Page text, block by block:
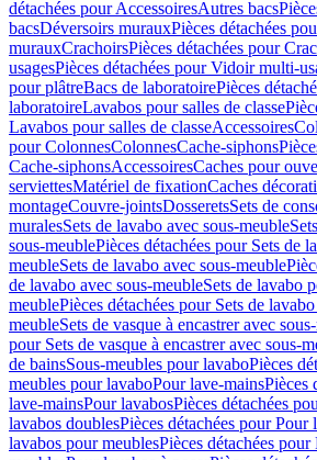
détachées pour AccessoiresAutres bacs
bacsDéversoirs murauxPièces détachées
murauxCrachoirsPièces détachées pour
usagesPièces détachées pour Vidoir multi-
pour plâtreBacs de laboratoirePièces
laboratoireLavabos pour salles de classe
Lavabos pour salles de classeAccessoires
pour ColonnesColonnesCache-siphons
Cache-siphonsAccessoiresCaches pour
serviettesMatériel de fixationCaches
montageCouvre-jointsDosseretsSets de
muralesSets de lavabo avec sous-meuble
sous-meublePièces détachées pour Sets de
meubleSets de lavabo avec sous-meuble
de lavabo avec sous-meubleSets de lavabo
meublePièces détachées pour Sets de
meubleSets de vasque à encastrer avec
pour Sets de vasque à encastrer avec sous-
de bainsSous-meubles pour lavaboPièces
meubles pour lavaboPour lave-mainsPièces
lave-mainsPour lavabosPièces détachées
lavabos doublesPièces détachées pour Pour
lavabos pour meublesPièces détachées